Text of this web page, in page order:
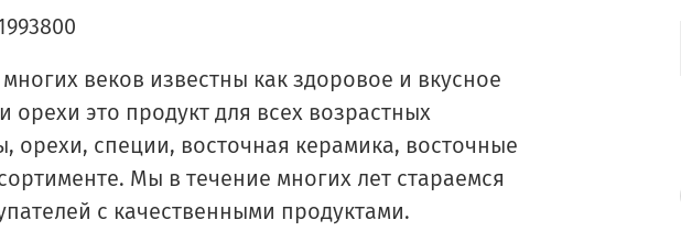
веков известны как здоровое и вкусное
орехи это продукт для всех возрастных
орехи, специи, восточная керамика, восточные
Мы в течение многих лет стараемся
с качественными продуктами.